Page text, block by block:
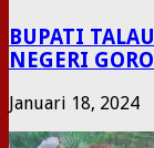
BUPATI
NEGERI
Januari 18, 2024